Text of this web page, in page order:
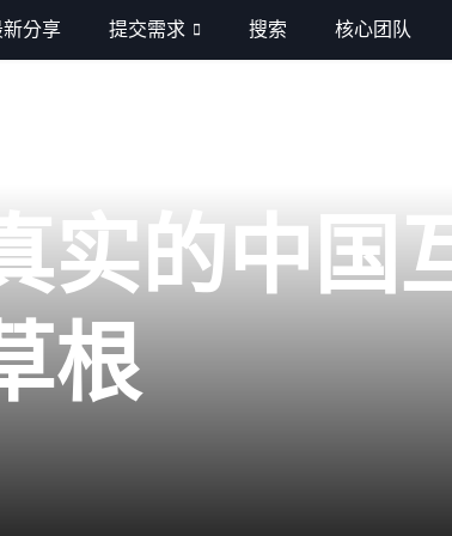
新分享 提交需求 搜索 核心团队
实的中国
根